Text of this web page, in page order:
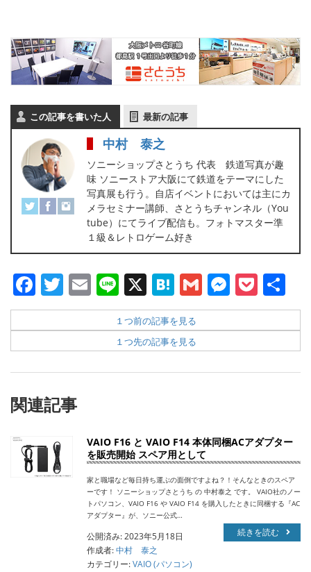
この記事を書いた人 最新の記事
中村 泰之
ソニーショップさとうち 代表 鉄道写真が趣
味 ソニーストア大阪にて鉄道をテーマにした
写真展も行う。自店イベントにおいては主にカ
メラセミナー講師、さとうちチャンネル（You
tube）にてライブ配信も。フォトマスター準
１級＆レトロゲーム好き
Facebook
Twitter
Email
Line
X Hatena
Gmail
有
１つ前の記事を見る
１つ先の記事を見る
関連記事
VAIO F16 と VAIO F14 本体同梱ACアダプター
を販売開始 スペア用として
家と職場など毎日持ち運ぶの面倒ですよね？！そんなときのスペア
ーです！ ソニーショップさとうち の 中村泰之 です。 VAIO社のノー
トパソコン、VAIO F16 や VAIO F14 を購入したときに同梱する『AC
アダプター』が、ソニー公式…
続きを読む
公開済み: 2023年5月18日
作成者:中村 泰之
カテゴリー:VAIO (パソコン)